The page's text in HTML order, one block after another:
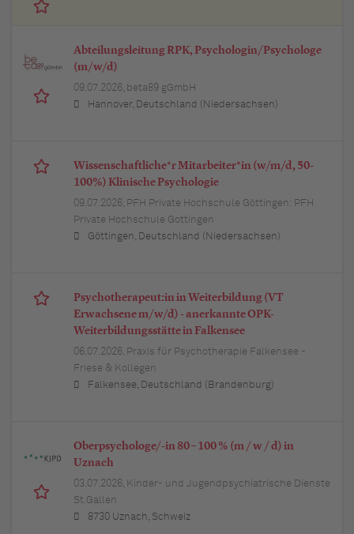
Abteilungsleitung RPK, Psychologin/Psychologe
(m/w/d)
09.07.2026, beta89 gGmbH
Hannover, Deutschland (Niedersachsen)
Wissenschaftliche*r Mitarbeiter*in (w/m/d, 50-
100%) Klinische Psychologie
09.07.2026, PFH Private Hochschule Göttingen: PFH
Private Hochschule Gottingen
Göttingen, Deutschland (Niedersachsen)
Psychotherapeut:in in Weiterbildung (VT
Erwachsene m/w/d) - anerkannte OPK-
Weiterbildungsstätte in Falkensee
06.07.2026, Praxis für Psychotherapie Falkensee -
Friese & Kollegen
Falkensee, Deutschland (Brandenburg)
Oberpsychologe/-in 80 – 100 % (m / w / d) in
Uznach
03.07.2026, Kinder- und Jugendpsychiatrische Dienste
St.Gallen
8730 Uznach, Schweiz